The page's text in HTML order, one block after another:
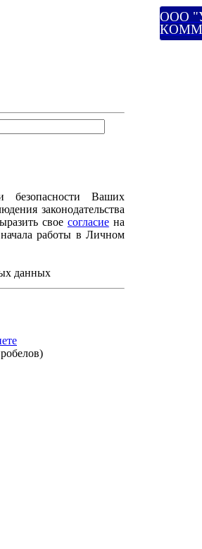
ООО
Ваших
законодательства
свое согласиена
работы в Личном
данных